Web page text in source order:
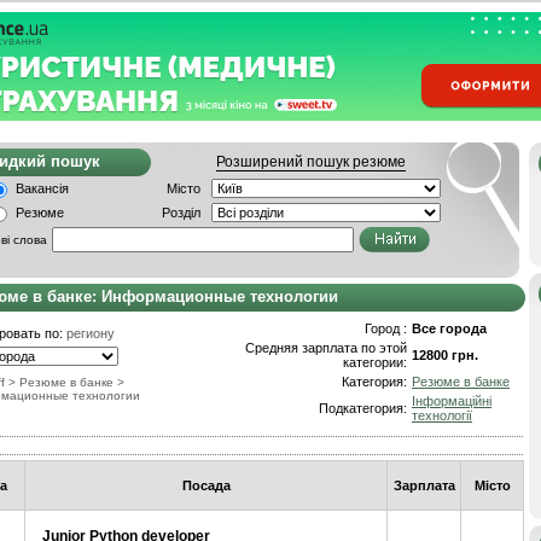
пошук Розширений пошук резюме
Вакансія
Місто
Резюме
Розділ
слова
в банке: Информационные технологии
по: региону
> Резюме в банке >
технологии
Город : Все города
Средняя зарплата по этой
категории: 12800 грн.
Категория: Резюме в банке
Подкатегория: Інформаційні
технології
Посада Зарплата Місто
Junior Python developer